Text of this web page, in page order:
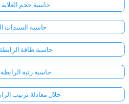
حاسبة حجم الغلاية
حاسبة السندات
حاسبة طاقة
حاسبة رتبة الرابطة
حلال معادلة ترتيب